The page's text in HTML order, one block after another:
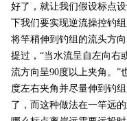
好了，就让我们假设标点
下我们要实现逆流操控钓
将竿稍伸到钓组的流头方
提过，“当水流呈自左向右
流方向呈90度以上夹角。”
度左右夹角并尽量伸到钓
了，而这种做法在一竿远